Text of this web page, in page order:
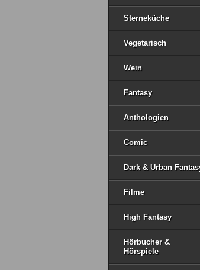
Sterneküche
Vegetarisch
Wein
Fantasy
Anthologien
Comic
Dark & Urban
Filme
High Fantasy
Hörbucher &
Hörspiele